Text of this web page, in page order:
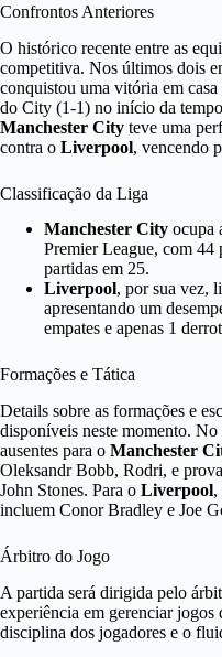
Confrontos Anteriores
O histórico recente entre as
competitiva. Nos últimos dois
conquistou uma vitória em
do City (1-1) no início da
Manchester City teve uma
contra o Liverpool, vencendo
Classificação da Liga
Manchester City ocupa
Premier League, com 44
partidas em 25.
Liverpool, por sua vez,
apresentando um
empates e apenas 1
Formações e Tática
Details sobre as formações e
disponíveis neste momento.
ausentes para o Manchester
Oleksandr Bobb, Rodri, e
John Stones. Para o Liverpool,
incluem Conor Bradley e Joe
Árbitro do Jogo
A partida será dirigida pelo
experiência em gerenciar jogos
disciplina dos jogadores e o